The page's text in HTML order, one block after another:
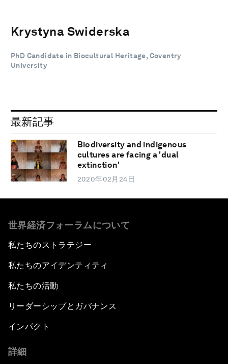
Krystyna Swiderska
PhD Candidate in Biocultural Heritage, Coventry
University
最新記事
Biodiversity and indigenous
cultures are facing a 'dual
extinction'
2020年02月24日
世界経済フォーラムについて
私たちのストラテジー
私たちのアイデンティティ
私たちの活動
リーダーシップとガバナンス
インパクト
詳細